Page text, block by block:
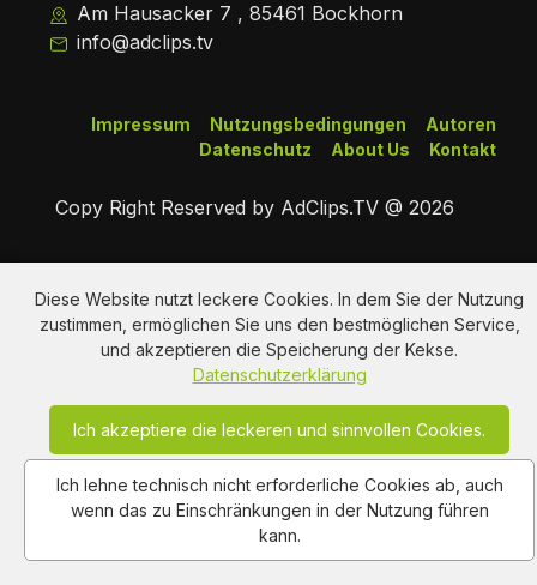
Diese Website nutzt leckere Cookies. In dem Sie der Nutzung
zustimmen, ermöglichen Sie uns den bestmöglichen Service,
und akzeptieren die Speicherung der Kekse.
Datenschutzerklärung
Ich akzeptiere die leckeren und sinnvollen Cookies.
Ich lehne technisch nicht erforderliche Cookies ab, auch
wenn das zu Einschränkungen in der Nutzung führen
kann.
Am Hausacker 7 , 85461 Bockhorn
info@adclips.tv
Autoren
Nutzungsbedingungen
Impressum
Kontakt
About Us
Datenschutz
Copy Right Reserved by AdClips.TV @ 2026